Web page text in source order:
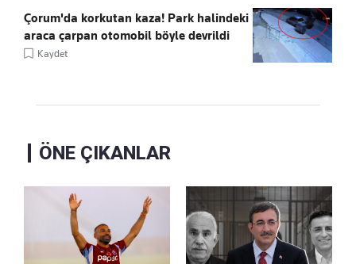
Çorum'da korkutan kaza! Park halindeki
araca çarpan otomobil böyle devrildi
Kaydet
ÖNE ÇIKANLAR